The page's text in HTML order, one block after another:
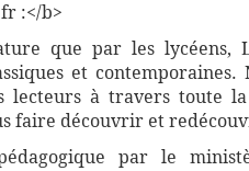
:</b>
que par les lycéens,
et
lecteurs à travers toute
faire découvrir et
par le